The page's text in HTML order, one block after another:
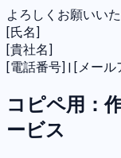
よろしくお願いいた
[氏名]
[貴社名]
[電話番号] | [メール
コピペ用：
ービス